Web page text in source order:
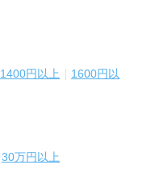
1400円以上
1600円以
30万円以上